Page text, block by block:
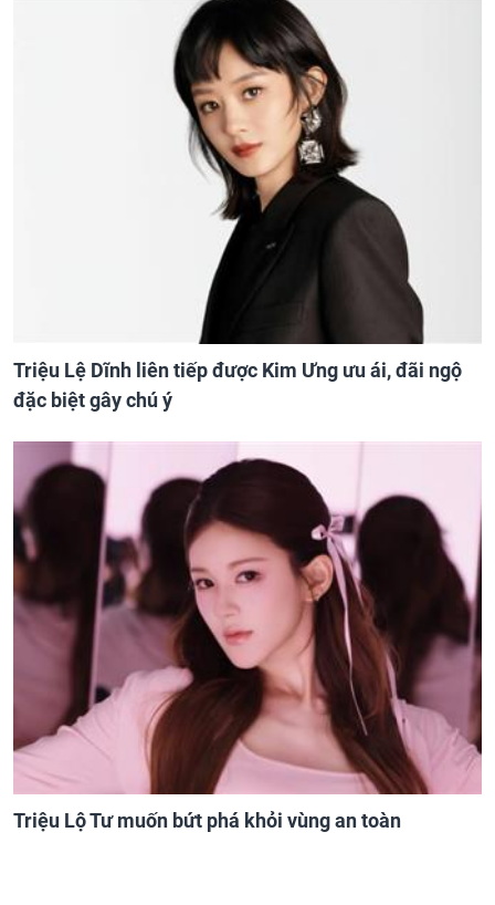
Triệu Lệ Dĩnh liên tiếp được Kim Ưng ưu ái, đãi ngộ
đặc biệt gây chú ý
Triệu Lộ Tư muốn bứt phá khỏi vùng an toàn